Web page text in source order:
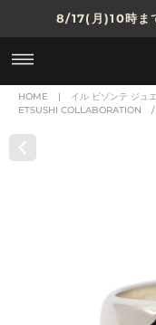
8/17(月)10時ま
贈る相手やシー
NEW
HOME | イル ビゾンテ ジュ
ETSUSHI COLLABORATION
/